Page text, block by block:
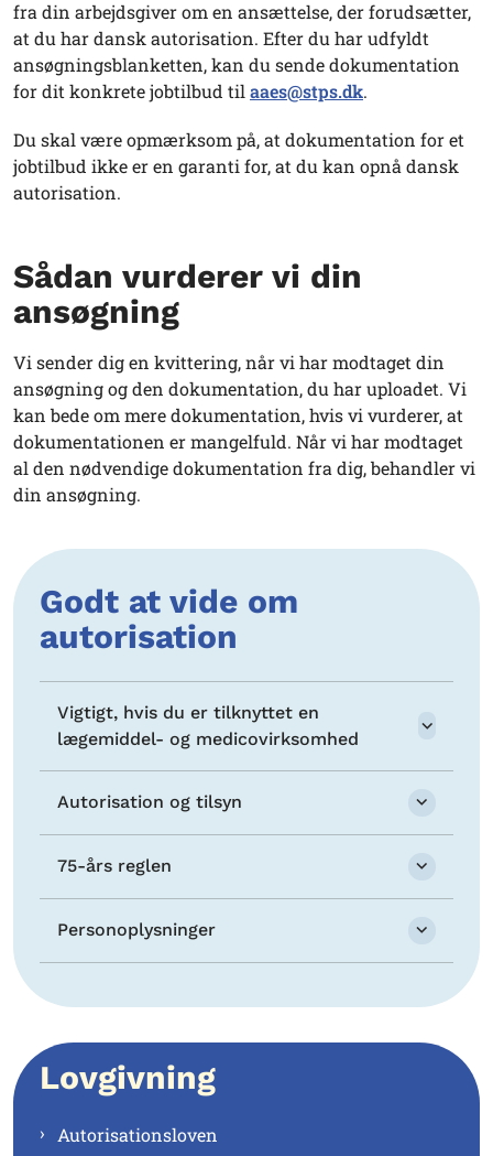
fra din arbejdsgiver om en ansættelse, der forudsætter,
at du har dansk autorisation. Efter du har udfyldt
ansøgningsblanketten, kan du sende dokumentation
for dit konkrete jobtilbud til aaes@stps.dk.
Du skal være opmærksom på, at dokumentation for et
jobtilbud ikke er en garanti for, at du kan opnå dansk
autorisation.
Sådan vurderer vi din
ansøgning
Vi sender dig en kvittering, når vi har modtaget din
ansøgning og den dokumentation, du har uploadet. Vi
kan bede om mere dokumentation, hvis vi vurderer, at
dokumentationen er mangelfuld. Når vi har modtaget
al den nødvendige dokumentation fra dig, behandler vi
din ansøgning.
Godt at vide om
autorisation
Vigtigt, hvis du er tilknyttet en
lægemiddel- og medicovirksomhed
Autorisation og tilsyn
75-års reglen
Personoplysninger
Lovgivning
Autorisationsloven